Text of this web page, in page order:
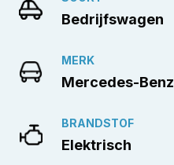
Bedrijfswagen
MERK
Mercedes-Benz
BRANDSTOF
Elektrisch